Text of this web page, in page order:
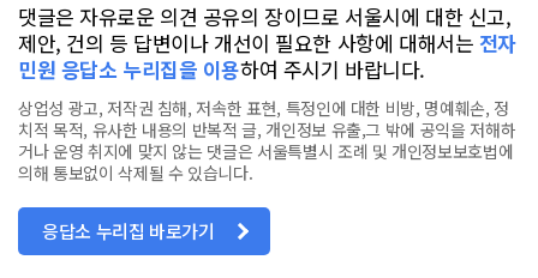
댓글은 자유로운 의견 공유의 장이므로 서울시에 대한 신고,
제안, 건의 등 답변이나 개선이 필요한 사항에 대해서는 전자
민원 응답소 누리집을 이용하여 주시기 바랍니다.
상업성 광고, 저작권 침해, 저속한 표현, 특정인에 대한 비방, 명예훼손, 정
치적 목적, 유사한 내용의 반복적 글, 개인정보 유출,그 밖에 공익을 저해하
거나 운영 취지에 맞지 않는 댓글은 서울특별시 조례 및 개인정보보호법에
의해 통보없이 삭제될 수 있습니다.
응답소 누리집 바로가기